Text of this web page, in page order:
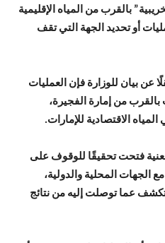
بالقرب من المياه الإقليمية
أو تحديد الجهة التي تقف
عن بيان للوزارة فإن العمليات
من إمارة الفجيرة،
الاقتصادية للإمارات.
فتحت تحقيقًا للوقوف على
الجهات المحلية والدولية،
عما توصلت إليه من نتائج